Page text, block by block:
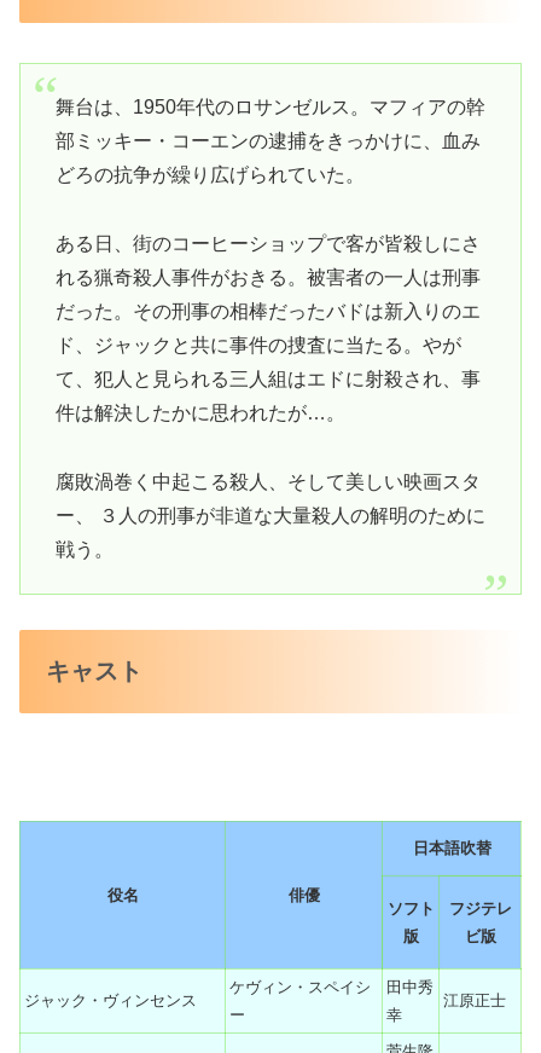
舞台は、1950年代のロサンゼルス。マフィアの幹
部ミッキー・コーエンの逮捕をきっかけに、血み
どろの抗争が繰り広げられていた。
ある日、街のコーヒーショップで客が皆殺しにさ
れる猟奇殺人事件がおきる。被害者の一人は刑事
だった。その刑事の相棒だったバドは新入りのエ
ド、ジャックと共に事件の捜査に当たる。やが
て、犯人と見られる三人組はエドに射殺され、事
件は解決したかに思われたが…。
腐敗渦巻く中起こる殺人、そして美しい映画スタ
ー、 ３人の刑事が非道な大量殺人の解明のために
戦う。
キャスト
役名 俳優
日本語吹替
ソフト
版
フジテレ
ビ版
ジャック・ヴィンセンス
ケヴィン・スペイシ
ー
田中秀
幸
江原正士